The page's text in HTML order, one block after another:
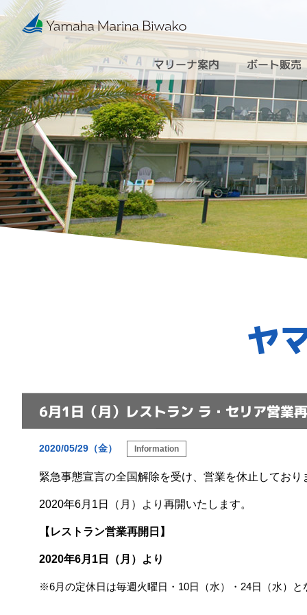
マリーナ案内 ボート販売
ヤ
6月1日（月）レストラン ラ・セリア営業
2020/05/29（金） Information
緊急事態宣言の全国解除を受け、営業を休止してお
2020年6月1日（月）より再開いたします。
【レストラン営業再開日】
2020年6月1日（月）より
※6月の定休日は毎週火曜日・ 10日（水）・ 24日（水）と